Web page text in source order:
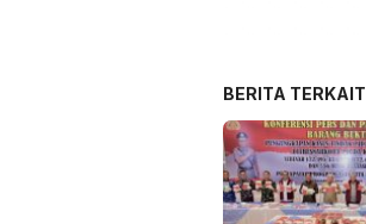
BERITA TERKAIT